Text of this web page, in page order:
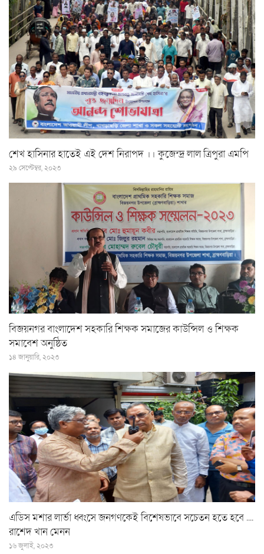
শেখ হাসিনার হাতেই এই দেশ নিরাপদ ।। কুজেন্দ্র লাল ত্রিপুরা এমপি
২৯ সেপ্টেম্বর, ২০২৩
বিজয়নগর বাংলাদেশ সহকারি শিক্ষক সমাজের কাউন্সিল ও শিক্ষক
সমাবেশ অনুষ্ঠিত
১৪ জানুয়ারি, ২০২৩
এডিস মশার লার্ভা ধ্বংসে জনগণকেই বিশেষভাবে সচেতন হতে হবে ....
রাশেদ খান মেনন
১৬ জুলাই, ২০২৩